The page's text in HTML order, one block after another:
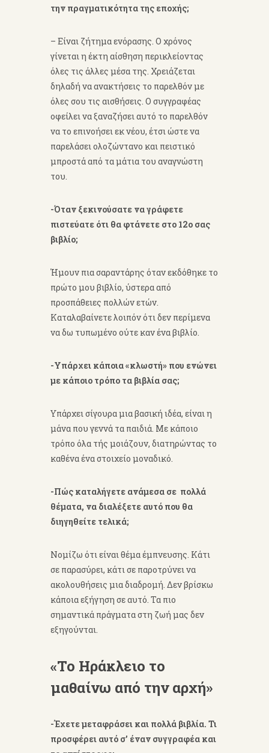
την πραγματικότητα της εποχής;
– Είναι ζήτημα ενόρασης. Ο χρόνος
γίνεται η έκτη αίσθηση περικλείοντας
όλες τις άλλες μέσα της. Χρειάζεται
δηλαδή να ανακτήσεις το παρελθόν με
όλες σου τις αισθήσεις. Ο συγγραφέας
οφείλει να ξαναζήσει αυτό το παρελθόν
να το επινοήσει εκ νέου, έτσι ώστε να
παρελάσει ολοζώντανο και πειστικό
μπροστά από τα μάτια του αναγνώστη
του.
-Όταν ξεκινούσατε να γράφετε
πιστεύατε ότι θα φτάνετε στο 12ο σας
βιβλίο;
Ήμουν πια σαραντάρης όταν εκδόθηκε το
πρώτο μου βιβλίο, ύστερα από
προσπάθειες πολλών ετών.
Καταλαβαίνετε λοιπόν ότι δεν περίμενα
να δω τυπωμένο ούτε καν ένα βιβλίο.
-Υπάρχει κάποια «κλωστή» που ενώνει
με κάποιο τρόπο τα βιβλία σας;
Υπάρχει σίγουρα μια βασική ιδέα, είναι η
μάνα που γεννά τα παιδιά. Με κάποιο
τρόπο όλα τής μοιάζουν, διατηρώντας το
καθένα ένα στοιχείο μοναδικό.
-Πώς καταλήγετε ανάμεσα σε πολλά
θέματα, να διαλέξετε αυτό που θα
διηγηθείτε τελικά;
Νομίζω ότι είναι θέμα έμπνευσης. Κάτι
σε παρασύρει, κάτι σε παροτρύνει να
ακολουθήσεις μια διαδρομή. Δεν βρίσκω
κάποια εξήγηση σε αυτό. Τα πιο
σημαντικά πράγματα στη ζωή μας δεν
εξηγούνται.
«Το Ηράκλειο το
μαθαίνω από την αρχή»
-Έχετε μεταφράσει και πολλά βιβλία. Τι
προσφέρει αυτό σ’ έναν συγγραφέα και